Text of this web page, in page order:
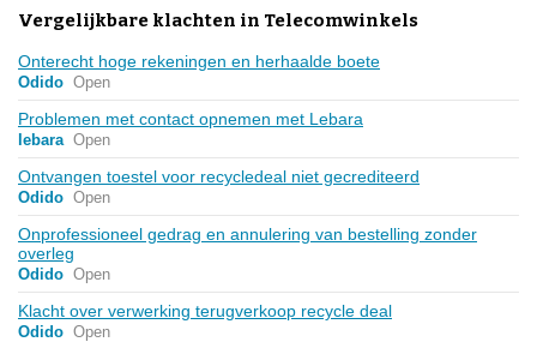
Vergelijkbare klachten in Telecomwinkels
Onterecht hoge rekeningen en herhaalde boete
Odido Open
Problemen met contact opnemen met Lebara
lebara Open
Ontvangen toestel voor recycledeal niet gecrediteerd
Odido Open
Onprofessioneel gedrag en annulering van bestelling zonder
overleg
Odido Open
Klacht over verwerking terugverkoop recycle deal
Odido Open